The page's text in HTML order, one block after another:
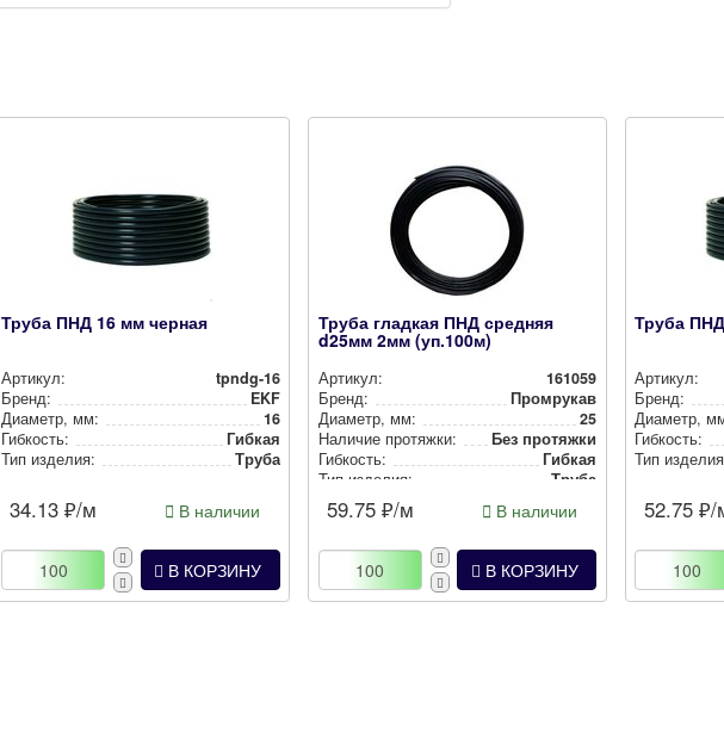
Труба ПНД 16 мм черная
Артикул:
tpndg-16
Бренд:
EKF
Диаметр, мм:
16
Гибкость:
Гибкая
Тип изделия:
Труба
34.13 ₽/м В наличии
В КОРЗИНУ
Труба гладкая ПНД средняя
d25мм 2мм (уп.100м)
Артикул:
161059
Бренд:
Промрукав
Диаметр, мм:
25
Наличие протяжки:
Без протяжки
Гибкость:
Гибкая
Тип изделия:
Труба
59.75 ₽/м В наличии
В КОРЗИНУ
Труба
Артикул:
Бренд:
Диаметр,
Гибкость:
Тип
52.75 ₽/